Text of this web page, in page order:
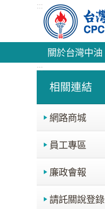
跳到主要內容區塊
:::
關於台灣中油
:::
相關連結
網路商城
員工專區
廉政會報
請託關說登錄